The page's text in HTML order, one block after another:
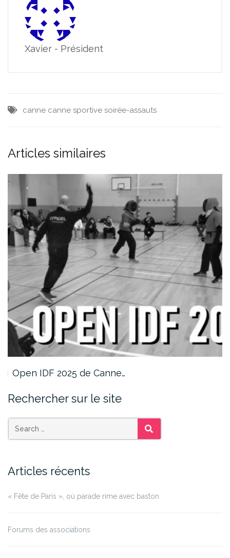
Xavier - Président
canne canne sportive soirée-assauts
Articles similaires
Open IDF 2025 de Canne…
Rechercher sur le site
SEARCH
Articles récents
« Fête de Paris », où parade rime avec baston
Forums des associations